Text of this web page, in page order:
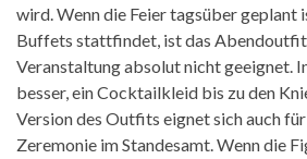
wird. Wenn die Feier tagsüber geplant
Buffets stattfindet, ist das
Veranstaltung absolut nicht geeignet.
besser, ein Cocktailkleid bis zu den
Version des Outfits eignet sich auch
Zeremonie im Standesamt. Wenn die